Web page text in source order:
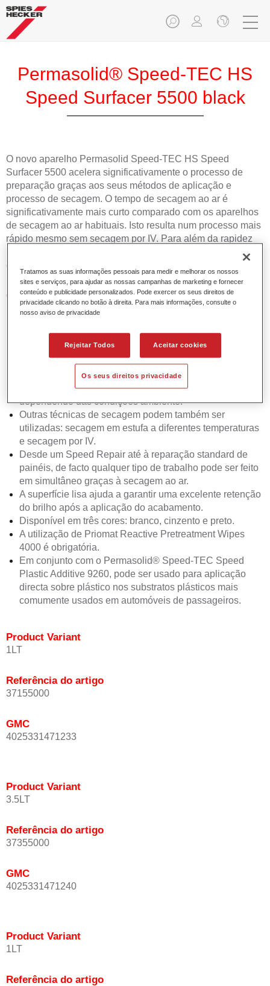
Permasolid® Speed-TEC HS
Speed Surfacer 5500 black
O novo aparelho Permasolid Speed-TEC HS Speed
Surfacer 5500 acelera significativamente o processo de
preparação graças aos seus métodos de aplicação e
processo de secagem. O tempo de secagem ao ar é
significativamente mais curto comparado com os aparelhos
de secagem ao ar habituais. Isto resulta num processo mais
rápido mesmo sem secagem por IV. Para além da rapidez
excelentes resultados de pintura.
Características do produto
Proporção de mistura simples 1:1 com o Permasolid
Aplicação contínua - até 4 demãos.
Excelente estabilidade vertical.
Economiza tempo e energia graças ao seu
impressionante desempenho na secagem ao ar. Pode
ser lixado após apenas 20 minutos de secagem ao ar
dependendo das condições ambiente.
Outras técnicas de secagem podem também ser
utilizadas: secagem em estufa a diferentes temperaturas
e secagem por IV.
Desde um Speed Repair até à reparação standard de
painéis, de facto qualquer tipo de trabalho pode ser feito
em simultâneo graças à secagem ao ar.
A superfície lisa ajuda a garantir uma excelente retenção
do brilho após a aplicação do acabamento.
Disponível em três cores: branco, cinzento e preto.
A utilização de Priomat Reactive Pretreatment Wipes
4000 é obrigatória.
Em conjunto com o Permasolid® Speed-TEC Speed
Plastic Additive 9260, pode ser usado para aplicação
directa sobre plástico nos substratos plásticos mais
comumente usados em automóveis de passageiros.
Product Variant
1LT
Referência do artigo
37155000
GMC
4025331471233
Product Variant
3.5LT
Referência do artigo
37355000
GMC
4025331471240
Product Variant
1LT
Referência do artigo
Tratamos as suas informações pessoais para medir e melhorar os nossos
sites e serviços, para ajudar as nossas campanhas de marketing e fornecer
conteúdo e publicidade personalizados. Pode exercer os seus direitos de
privacidade clicando no botão à direita. Para mais informações, consulte o
nosso aviso de privacidade
Rejeitar Todos Aceitar cookies
Os seus direitos privacidade